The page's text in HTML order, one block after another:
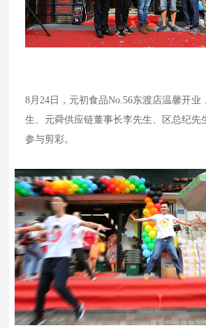
8月24日，元初食品No.56东渡店温馨开业
生、元舜供应链董事长李先生、区总纪先
参与剪彩。